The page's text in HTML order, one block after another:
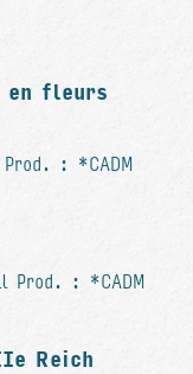
en fleurs
: *CADM
Prod. : *CADM
Reich